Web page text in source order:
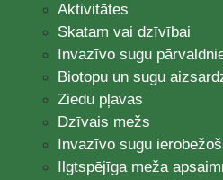
Aktivitātes
Skatam vai dzīvībai
Invazīvo sugu
Biotopu un sugu
Ziedu pļavas
Dzīvais mežs
Invazīvo sugu
Ilgtspējīga meža